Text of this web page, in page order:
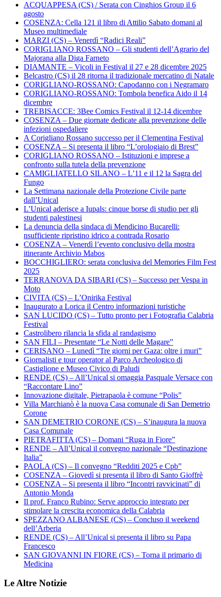
ACQUAPPESA (CS) / Serata con Cinghios Group il 6
agosto
COSENZA: Cella 121 il libro di Attilio Sabato domani al
Museo multimediale
MARZI (CS) – Venerdì “Radici Reali”
CORIGLIANO ROSSANO – Gli studenti dell’Agrario del
Majorana alla Diga Farneto
DIAMANTE – Vicoli in Festival il 27 e 28 dicembre 2025
Belcastro (CS) il 28 ritorna il tradizionale mercatino di Natale
CORIGLIANO-ROSSANO: Capodanno con i Negramaro
CORIGLIANO-ROSSANO: Tombola benefica Aido il 14
dicembre
TREBISACCE: 3Bee Comics Festival il 12-14 dicembre
COSENZA – Due giornate dedicate alla prevenzione delle
infezioni ospedaliere
A Corigliano Rossano successo per il Clementina Festival
COSENZA – Si presenta il libro “L’orologiaio di Brest”
CORIGLIANO ROSSANO – Istituzioni e imprese a
confronto sulla tutela della prevenzione
CAMIGLIATELLO SILANO – L’11 e il 12 la Sagra del
Fungo
La Settimana nazionale della Protezione Civile parte
dall’Unical
L’Unical aderisce a Iupals: cinque borse di studio per gli
studenti palestinesi
La denuncia della sindaca di Mendicino Bucarelli:
nsufficiente ripristino idrico a contrada Rosario
COSENZA – Venerdì l’evento conclusivo della mostra
itinerante Archivio Mabos
BOCCHIGLIERO: serata conclusiva del Memories Film Fest
2025
TERRANOVA DA SIBARI (CS) – Successo per Vespa in
Moto
CIVITA (CS) – L’Onirika Festival
Inaugurato a Lorica il Centro informazioni turistiche
SAN LUCIDO (CS) – Tutto pronto per i Fotografia Calabria
Festival
Castrolibero rilancia la sfida al randagismo
SAN FILI – Presentate “Le Notti delle Magare”
CERISANO – Lunedì “Tre giorni per Gaza: oltre i muri”
Giornalisti e tour operator al Parco Archeologico di
Castiglione e Museo Civico di Paludi
RENDE (CS) – All’Unical si omaggia Pasquale Versace con
“Raccontare Lino”
Innovazione digitale, Pietrapaola è comune “Polis”
Villa Marchianò è la nuova Casa comunale di San Demetrio
Corone
SAN DEMETRIO CORONE (CS) – S’inaugura la nuova
Casa Comunale
PIETRAFITTA (CS) – Domani “Ruga in Fiore”
RENDE – All’Unical il convegno nazionale “Destinazione
Italia”
PAOLA (CS) – Il convegno “Redditi 2025 e Cpb”
COSENZA – Giovedì si presenta il libro di Santo Gioffrè
COSENZA – Si presenta il libro “Incontri ravvicinati” di
Antonio Monda
Il prof. Franco Rubino: Serve approccio integrato per
stimolare la crescita economica della Calabria
SPEZZANO ALBANESE (CS) – Concluso il weekend
dell’Arberia
RENDE (CS) – All’Unical si presenta il libro su Papa
Francesco
SAN GIOVANNI IN FIORE (CS) – Torna il primario di
Medicina
Le Altre Notizie